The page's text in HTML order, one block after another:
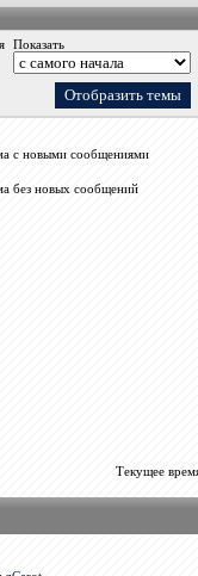
Показать
с новыми сообщениями
без новых сообщений
Текущее